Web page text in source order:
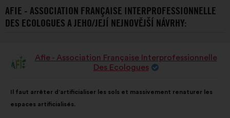
AFIE - ASSOCIATION FRANÇAISE INTERPROFESSIONNELLE
DES ECOLOGUES A JEHO/JEJÍ NEJNOVĚJŠÍ NÁVRHY:
Návrh:
Afie - Association Française Interprofessionnelle
Des Ecologues
návrhu:
Il faut arrêter d’artificialiser les sols et massivement renaturer les
espaces artificialisés.
distribucí: